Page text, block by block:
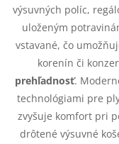
c
e
p
k
v
n
výsuvných políc,
uloženým
vstavané, čo
korenín či
prehľadnosť.
technológiami pre
zvyšuje komfort pri
drôtené výsuvné